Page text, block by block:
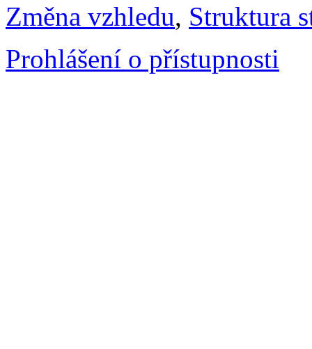
Změna vzhledu, Struktura
Prohlášení o přístupnosti